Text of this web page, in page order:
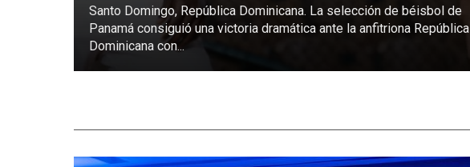
Santo Domingo, República Dominicana. La selección de béisbol de
Panamá consiguió una victoria dramática ante la anfitriona República
Dominicana con...